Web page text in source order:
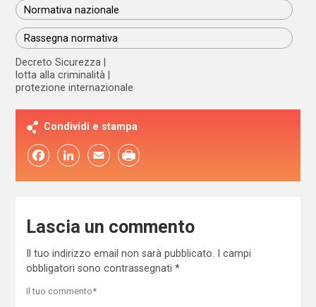
Normativa nazionale
Rassegna normativa
Decreto Sicurezza
lotta alla criminalità
protezione internazionale
Condividi e stampa
FacebookLinkedIn Email
Lascia un commento
Il tuo indirizzo email non sarà pubblicato.
I campi
obbligatori sono contrassegnati *